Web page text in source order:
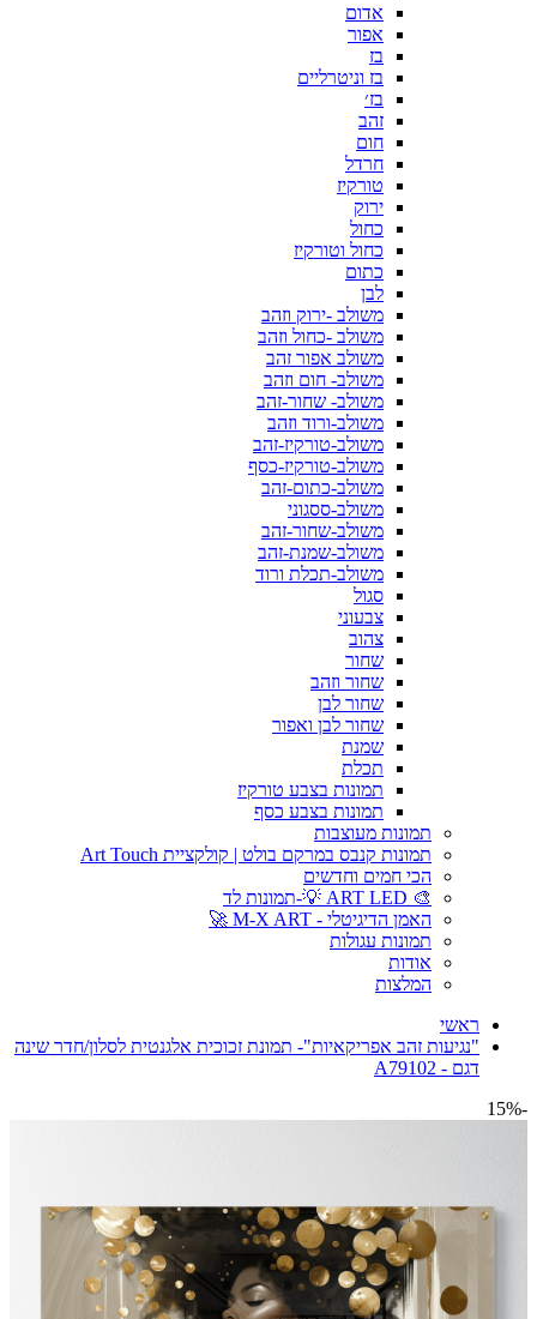
אדום
אפור
בז
בז וניטרליים
בז׳
זהב
חום
חרדל
טורקיז
ירוק
כחול
כחול וטורקיז
כתום
לבן
משולב -ירוק וזהב
משולב -כחול וזהב
משולב אפור זהב
משולב- חום וזהב
משולב- שחור-זהב
משולב-ורוד וזהב
משולב-טורקיז-זהב
משולב-טורקיז-כסף
משולב-כתום-זהב
משולב-ססגוני
משולב-שחור-זהב
משולב-שמנת-זהב
משולב-תכלת ורוד
סגול
צבעוני
צהוב
שחור
שחור וזהב
שחור לבן
שחור לבן ואפור
שמנת
תכלת
תמונות בצבע טורקיז
תמונות בצבע כסף
תמונות מעוצבות
תמונות קנבס במרקם בולט | קולקציית Art Touch
הכי חמים וחדשים
🎨 ART LED 💡-תמונות לד
האמן הדיגיטלי - M-X ART 🚀
תמונות עגולות
אודות
המלצות
ראשי
"נגיעות זהב אפריקאיות"- תמונת זכוכית אלגנטית לסלון/חדר שינה
דגם - A79102
-15%